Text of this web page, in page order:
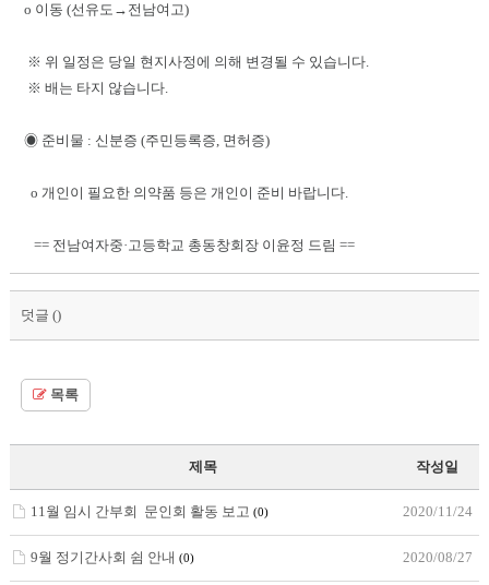
o 이동 (선유도→전남여고)
※ 위 일정은 당일 현지사정에 의해 변경될 수 있습니다.
※ 배는 타지 않습니다.
◉ 준비물 : 신분증 (주민등록증, 면허증)
o 개인이 필요한 의약품 등은 개인이 준비 바랍니다.
== 전남여자중·고등학교 총동창회장 이윤정 드림 ==
덧글 ()
목록
제목 작성일
11월 임시 간부회 문인회 활동 보고 (0) 2020/11/24
9월 정기간사회 쉼 안내 (0) 2020/08/27